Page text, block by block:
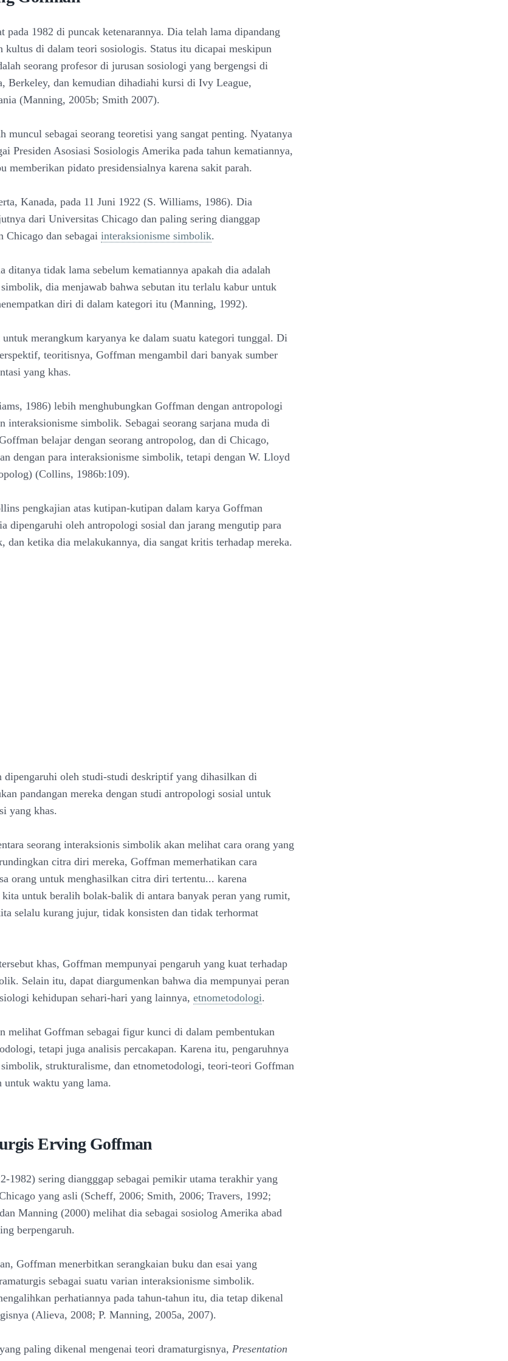
1982 di puncak ketenarannya. Dia telah lama dipandang
kultus di dalam teori sosiologis. Status itu dicapai meskipun
seorang profesor di jurusan sosiologi yang bergengsi di
Berkeley, dan kemudian dihadiahi kursi di Ivy League,
(Manning, 2005b; Smith 2007).
muncul sebagai seorang teoretisi yang sangat penting. Nyatanya
Presiden Asosiasi Sosiologis Amerika pada tahun kematiannya,
memberikan pidato presidensialnya karena sakit parah.
Kanada, pada 11 Juni 1922 (S. Williams, 1986). Dia
dari Universitas Chicago dan paling sering dianggap
Chicago dan sebagai interaksionisme simbolik.
ditanya tidak lama sebelum kematiannya apakah dia adalah
dia menjawab bahwa sebutan itu terlalu kabur untuk
diri di dalam kategori itu (Manning, 1992).
merangkum karyanya ke dalam suatu kategori tunggal. Di
teoritisnya, Goffman mengambil dari banyak sumber
yang khas.
1986) lebih menghubungkan Goffman dengan antropologi
interaksionisme simbolik. Sebagai seorang sarjana muda di
belajar dengan seorang antropolog, dan di Chicago,
dengan para interaksionisme simbolik, tetapi dengan W. Lloyd
(Collins, 1986b:109).
pengkajian atas kutipan-kutipan dalam karya Goffman
dipengaruhi oleh antropologi sosial dan jarang mengutip para
dan ketika dia melakukannya, dia sangat kritis terhadap mereka.
oleh studi-studi deskriptif yang dihasilkan di
pandangan mereka dengan studi antropologi sosial untuk
yang khas.
seorang interaksionis simbolik akan melihat cara orang yang
citra diri mereka, Goffman memerhatikan cara
orang untuk menghasilkan citra diri tertentu... karena
kita untuk beralih bolak-balik di antara banyak peran yang rumit,
selalu kurang jujur, tidak konsisten dan tidak terhormat
khas, Goffman mempunyai pengaruh yang kuat terhadap
Selain itu, dapat diargumenkan bahwa dia mempunyai peran
kehidupan sehari-hari yang lainnya, etnometodologi.
melihat Goffman sebagai figur kunci di dalam pembentukan
tetapi juga analisis percakapan. Karena itu, pengaruhnya
strukturalisme, dan etnometodologi, teori-teori Goffman
untuk waktu yang lama.
Erving Goffman
1982) sering diangggap sebagai pemikir utama terakhir yang
yang asli (Scheff, 2006; Smith, 2006; Travers, 1992;
Manning (2000) melihat dia sebagai sosiolog Amerika abad
berpengaruh.
Goffman menerbitkan serangkaian buku dan esai yang
sebagai suatu varian interaksionisme simbolik.
perhatiannya pada tahun-tahun itu, dia tetap dikenal
(Alieva, 2008; P. Manning, 2005a, 2007).
paling dikenal mengenai teori dramaturgisnya, Presentation